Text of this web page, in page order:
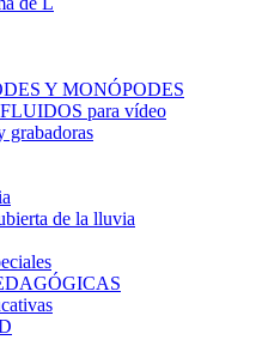
Y MONÓPODES
para vídeo
de la lluvia